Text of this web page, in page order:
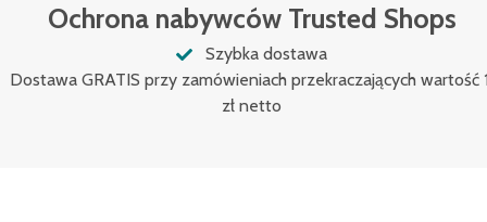
Ochrona nabywców Trusted Shops
Szybka dostawa
Dostawa GRATIS przy zamówieniach przekraczających wartość
zł netto